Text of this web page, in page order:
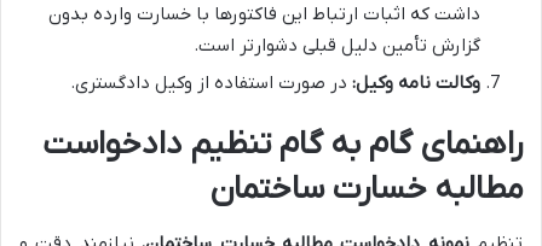
داشت که اثبات ارتباط این فاکتورها با خسارت وارده بدون
گزارش تأمین دلیل قبلی دشوارتر است.
وکالت نامه وکیل: در صورت استفاده از وکیل دادگستری.
راهنمای گام به گام تنظیم دادخواست
مطالبه خسارت ساختمان